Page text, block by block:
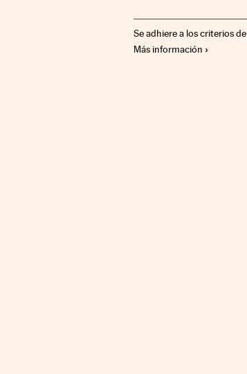
Se adhiere a los criterios de
Más información